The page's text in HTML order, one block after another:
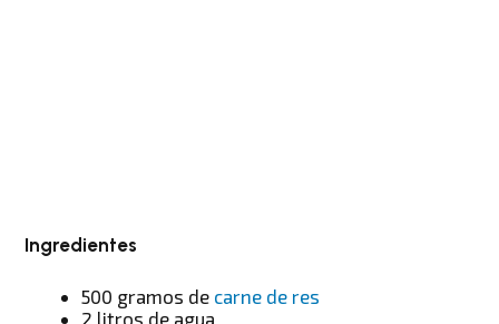
Ingredientes
500 gramos de carne de res
2 litros de agua